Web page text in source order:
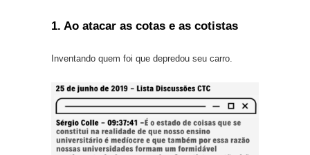
1. Ao atacar as cotas e as cotistas
Inventando quem foi que depredou seu carro.